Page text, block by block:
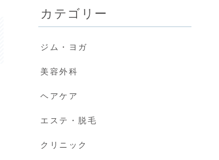
カテゴリー
ジム・ヨガ
美容外科
ヘアケア
エステ・脱毛
クリニック